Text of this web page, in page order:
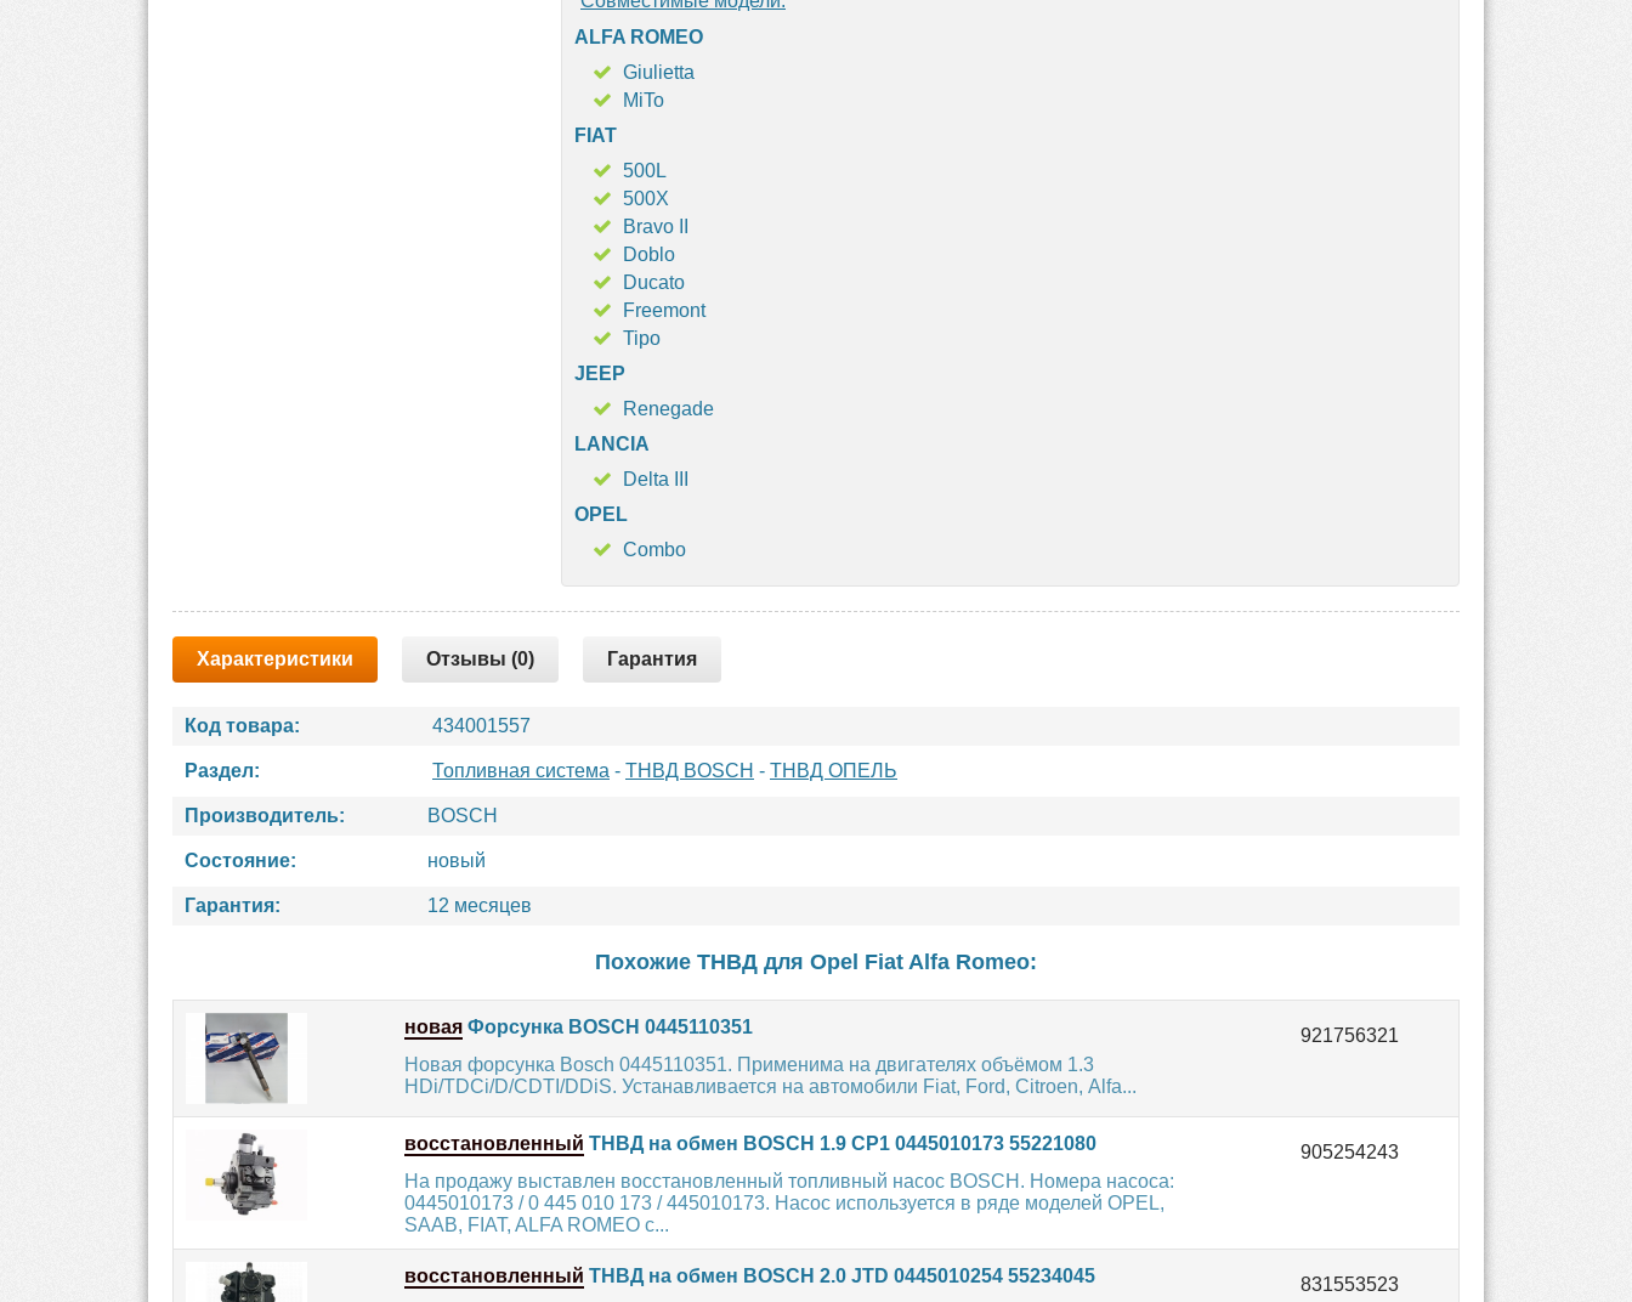
ALFA ROMEO
Giulietta
MiTo
FIAT
500L
500X
Bravo II
Doblo
Ducato
Freemont
Tipo
JEEP
Renegade
LANCIA
Delta III
OPEL
Combo
Характеристики Отзывы (0) Гарантия
Код товара: 434001557
Раздел: Топливная система - ТНВД BOSCH - ТНВД ОПЕЛЬ
Производитель: BOSCH
Состояние: новый
Гарантия: 12 месяцев
Похожие ТНВД для Opel Fiat Alfa Romeo:
новая Форсунка BOSCH 0445110351
Новая форсунка Bosch 0445110351. Применима на двигателях объёмом 1.3
HDi/TDCi/D/CDTI/DDiS. Устанавливается на автомобили Fiat, Ford, Citroen, Alfa...
восстановленный ТНВД на обмен BOSCH 1.9 CP1 0445010173 55221080
На продажу выставлен восстановленный топливный насос BOSCH. Номера насоса:
0445010173 / 0 445 010 173 / 445010173. Насос используется в ряде моделей OPEL,
SAAB, FIAT, ALFA ROMEO с...
восстановленный ТНВД на обмен BOSCH 2.0 JTD 0445010254 55234045